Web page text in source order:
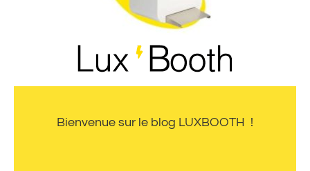
Bienvenue sur le blog LUXBOOTH !